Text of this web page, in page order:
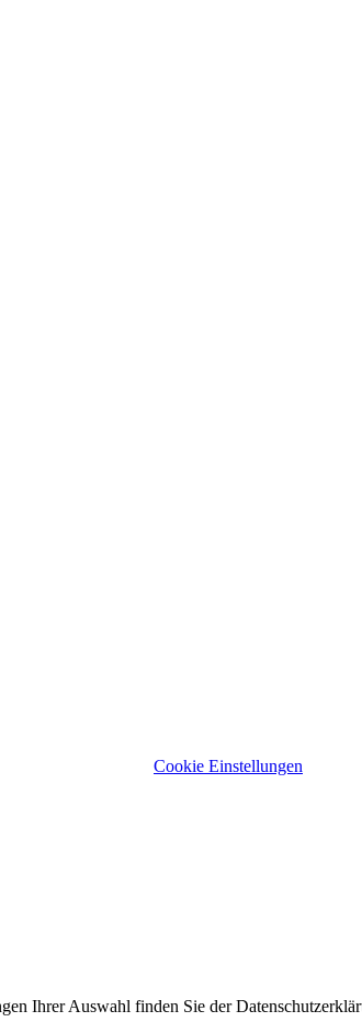
Cookie Einstellungen
Ihrer Auswahl finden Sie der